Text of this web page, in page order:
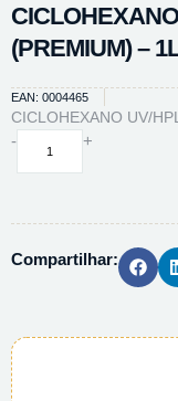
(PREMIUM) –
EAN: 0004465
CICLOHEXANO UV/
-
CICLOHEXANO
1L
+
Compartilhar: